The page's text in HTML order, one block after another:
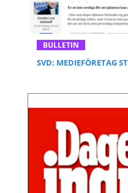
BULLETIN
SVD: MEDIEFÖRETAG